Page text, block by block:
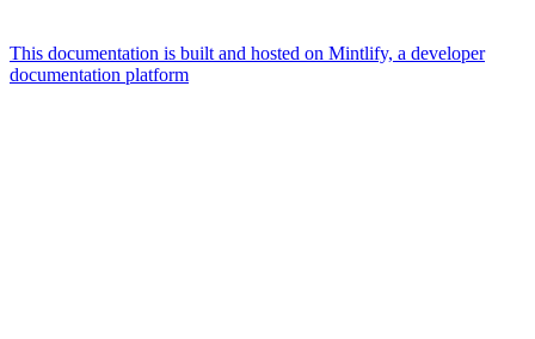
This documentation is built and hosted on Mintlify, a developer
documentation platform